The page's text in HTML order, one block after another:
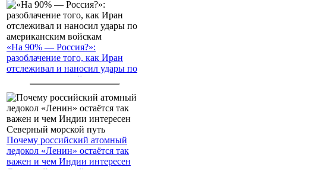
«На 90% — Россия?»:
разоблачение того, как Иран
отслеживал и наносил удары по
американским войскам
Почему российский атомный
ледокол «Ленин» остаётся так
важен и чем Индии интересен